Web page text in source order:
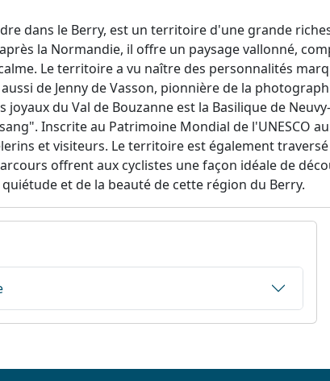
dans le Berry, est un territoire d'une grande
la Normandie, il offre un paysage vallonné,
Le territoire a vu naître des personnalités
de Jenny de Vasson, pionnière de la
du Val de Bouzanne est la Basilique de
Inscrite au Patrimoine Mondial de l'UNESCO
et visiteurs. Le territoire est également
offrent aux cyclistes une façon idéale de
et de la beauté de cette région du Berry.